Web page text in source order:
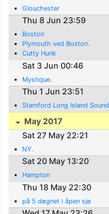
Glouchester
Thu 8 Jun 23:59
Boston
Plymouth ved Boston.
Cutty Hunk
Sat 3 Jun 00:46
Mystique.
Thu 1 Jun 23:51
Stamford Long Island Sound
May 2017
Sat 27 May 22:21
NY.
Sat 20 May 13:20
Hampton
Thu 18 May 22:30
på 5 døgnet i åpen sjø